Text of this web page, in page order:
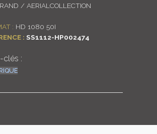
/ AERIALCOLLECTION
: HD 1080 50I
: SS1112-HP002474
clés :